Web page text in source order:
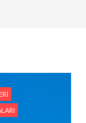
ile Gece ve